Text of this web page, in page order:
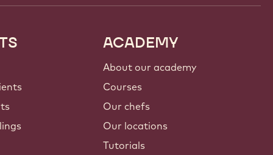
ACADEMY
About our academy
Courses
Our chefs
Our locations
Tutorials